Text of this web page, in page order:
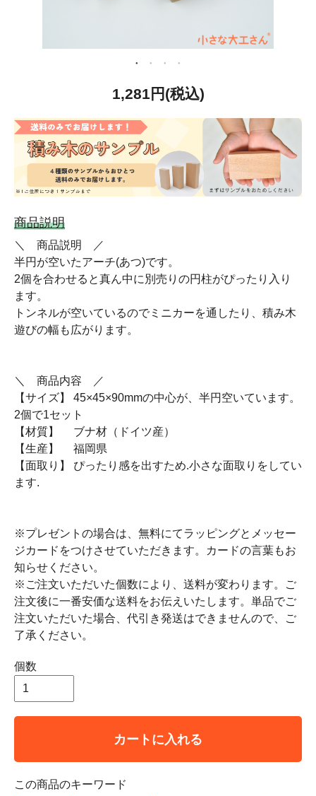
1,281円(税込)
商品説明
＼ 商品説明 ／
半円が空いたアーチ(あつ)です。
2個を合わせると真ん中に別売りの円柱がぴったり入り
ます。
トンネルが空いているのでミニカーを通したり、積み木
遊びの幅も広がります。
＼ 商品内容 ／
【サイズ】 45×45×90mmの中心が、半円空いています。
2個で1セット
【材質】 ブナ材（ドイツ産）
【生産】 福岡県
【面取り】 ぴったり感を出すため.小さな面取りをしてい
ます.
※プレゼントの場合は、無料にてラッピングとメッセー
ジカードをつけさせていただきます。カードの言葉もお
知らせください。
※ご注文いただいた個数により、送料が変わります。ご
注文後に一番安価な送料をお伝えいたします。単品でご
注文いただいた場合、代引き発送はできませんので、ご
了承ください。
個数
カートに入れる
この商品のキーワード